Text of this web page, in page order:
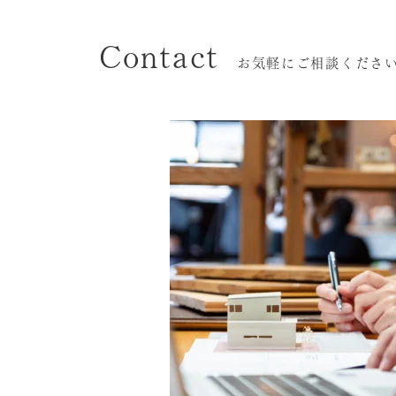
Contact お気軽にご相談くださ